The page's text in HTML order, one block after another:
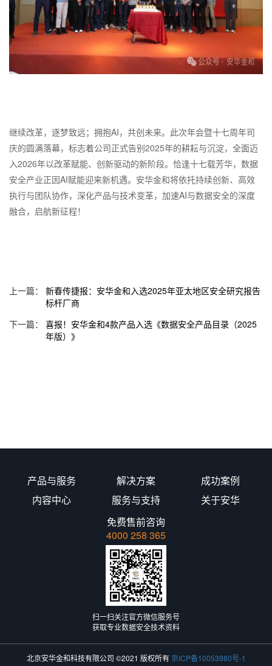
继续改革，逐梦致远；拥抱AI，共创未来。此次年会暨十七周年司
庆的圆满落幕，标志着公司正式告别2025年的耕耘与沉淀，全面迈
入2026年以改革赋能、创新驱动的新阶段。恰逢十七载芳华，数据
安全产业正因AI赋能迎来新机遇。安华金和将依托持续创新、高效
执行与团队协作，深化产品与技术变革，加速AI与数据安全的深度
融合，启航新征程！
上一篇：
新春传捷报：安华金和入选2025年亚太地区安全研究报告
标杆厂商
下一篇：
喜报！安华金和4款产品入选《数据安全产品目录（2025
年版）》
产品与服务 解决方案
成功案例
内容中心
服务与支持
关于安华
免费售前咨询
4000 258 365
扫一扫关注官方微信服务号
获取专业数据安全技术资料
北京安华金和科技有限公司 ©2021 版权所有京ICP备10053980号-1